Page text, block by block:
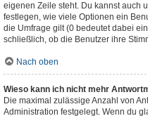
eigenen Zeile steht. Du kannst auch
festlegen, wie viele Optionen ein
die Umfrage gilt (0 bedeutet dabei
schließlich, ob die Benutzer ihre
Nach oben
Wieso kann ich nicht mehr
Die maximal zulässige Anzahl von
Administration festgelegt. Wenn du